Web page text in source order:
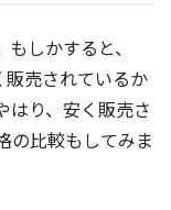
しかすると、
販売されているか
はり、安く販売さ
の比較もしてみま